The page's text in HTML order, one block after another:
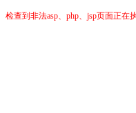
检查到非法asp、php、jsp页面正在